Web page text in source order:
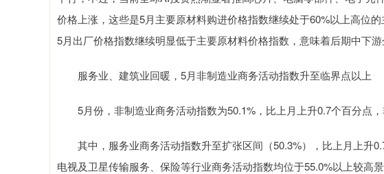
价格上涨，这些是5月主要原材料购进价格指数继续处于60%以上高位
5月出厂价格指数继续明显低于主要原材料价格指数，意味着后期中下游
服务业、建筑业回暖，5月非制造业商务活动指数升至临界点以上
5月份，非制造业商务活动指数为50.1%，比上月上升0.7个百分点，
其中，服务业商务活动指数升至扩张区间（50.3%），比上月上升
电视及卫星传输服务、保险等行业商务活动指数均位于55.0%以上较高